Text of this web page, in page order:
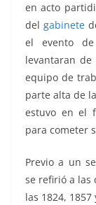
en acto
del gabinete
el evento de
levantaran
equipo de
parte alta de
estuvo en el
para cometer
Previo a un
se refirió a las
las 1824, 1857